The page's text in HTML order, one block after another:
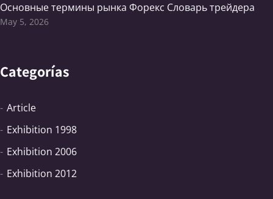
Основные термины рынка Форекс Словарь трейдера
May 5, 2026
Categorías
Article
Exhibition 1998
Exhibition 2006
Exhibition 2012